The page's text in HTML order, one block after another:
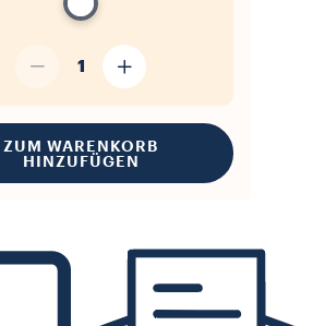
1
ZUM WARENKORB
HINZUFÜGEN